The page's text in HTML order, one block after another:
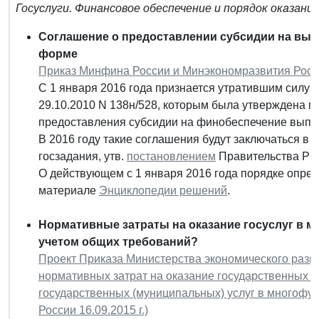
Госуслуги. Финансовое обеспечение и порядок оказания
Соглашение о предоставлении субсидии на
форме
Приказ Минфина России и Минэкономразвития
С 1 января 2016 года признается утратившим силу
29.10.2010 N 138н/528, которым была утверждена
предоставления субсидии на финобеспечение
В 2016 году такие соглашения будут заключаться
госзадания, утв. постановлением Правительства
О действующем с 1 января 2016 года порядке
материале Энциклопедии решений.
Нормативные затраты на оказание госуслуг в
учетом общих требований?
Проект Приказа Министерства экономического
нормативных затрат на оказание
государственных (муниципальных) услуг в
России 16.09.2015 г.)